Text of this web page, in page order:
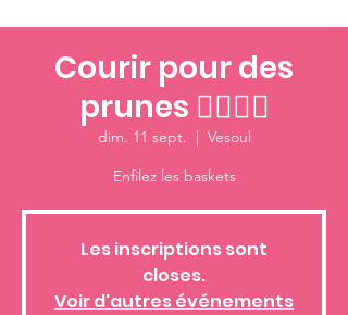
Courir pour des
prunes 🏃‍♂🏃‍♀
dim. 11 sept.
  |
Vesoul
Enfilez les baskets
Les inscriptions sont
closes.
Voir d'autres événements